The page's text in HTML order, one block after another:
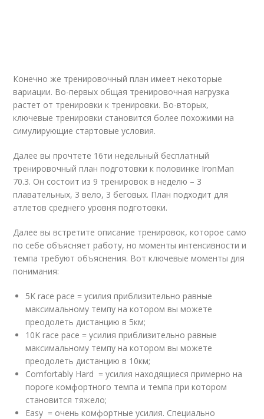
Конечно же тренировочный план имеет некоторые
вариации. Во-первых общая тренировочная нагрузка
растет от тренировки к тренировки. Во-вторых,
ключевые тренировки становится более похожими на
симулирующие стартовые условия.
Далее вы прочтете 16ти недельный бесплатный
тренировочный план подготовки к половинке IronMan
70.3. Он состоит из 9 тренировок в неделю – 3
плавательных, 3 вело, 3 беговых. План подходит для
атлетов среднего уровня подготовки.
Далее вы встретите описание тренировок, которое само
по себе объясняет работу, но моменты интенсивности и
темпа требуют объяснения. Вот ключевые моменты для
понимания:
5K race pace = усилия приблизительно равные
максимальному темпу на котором вы можете
преодолеть дистанцию в 5км;
10K race pace = усилия приблизительно равные
максимальному темпу на котором вы можете
преодолеть дистанцию в 10км;
Comfortably Hard = усилия находящиеся примерно на
пороге комфортного темпа и темпа при котором
становится тяжело;
Easy = очень комфортные усилия. Специально